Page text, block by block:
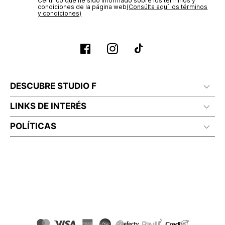
condiciones de la página web‎(Consúlta aquí los términos
y condiciones)
DESCUBRE STUDIO F
LINKS DE INTERÉS
POLÍTICAS